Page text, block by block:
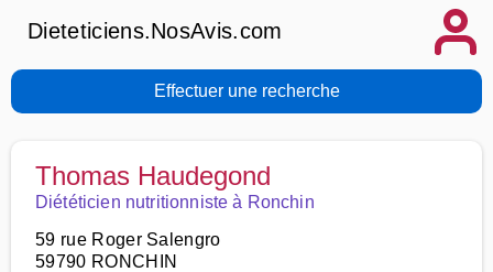
Dieteticiens.NosAvis.com
Effectuer une recherche
Thomas Haudegond
Diététicien nutritionniste à Ronchin
59 rue Roger Salengro
59790 RONCHIN